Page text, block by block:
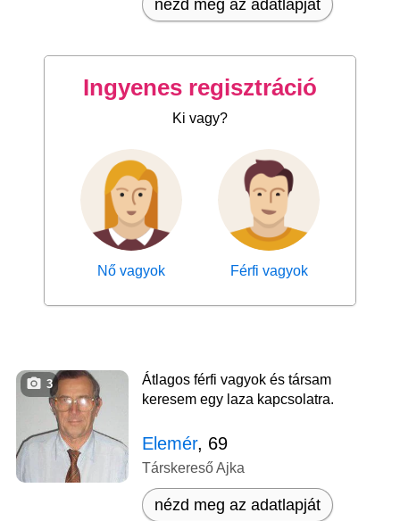
nézd meg az adatlapját
Ingyenes regisztráció
Ki vagy?
Nő vagyok Férfi vagyok
3
Átlagos férfi vagyok és társam
keresem egy laza kapcsolatra.
Elemér, 69
Társkereső Ajka
nézd meg az adatlapját